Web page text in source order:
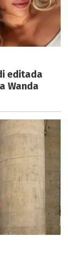
editada
Wanda